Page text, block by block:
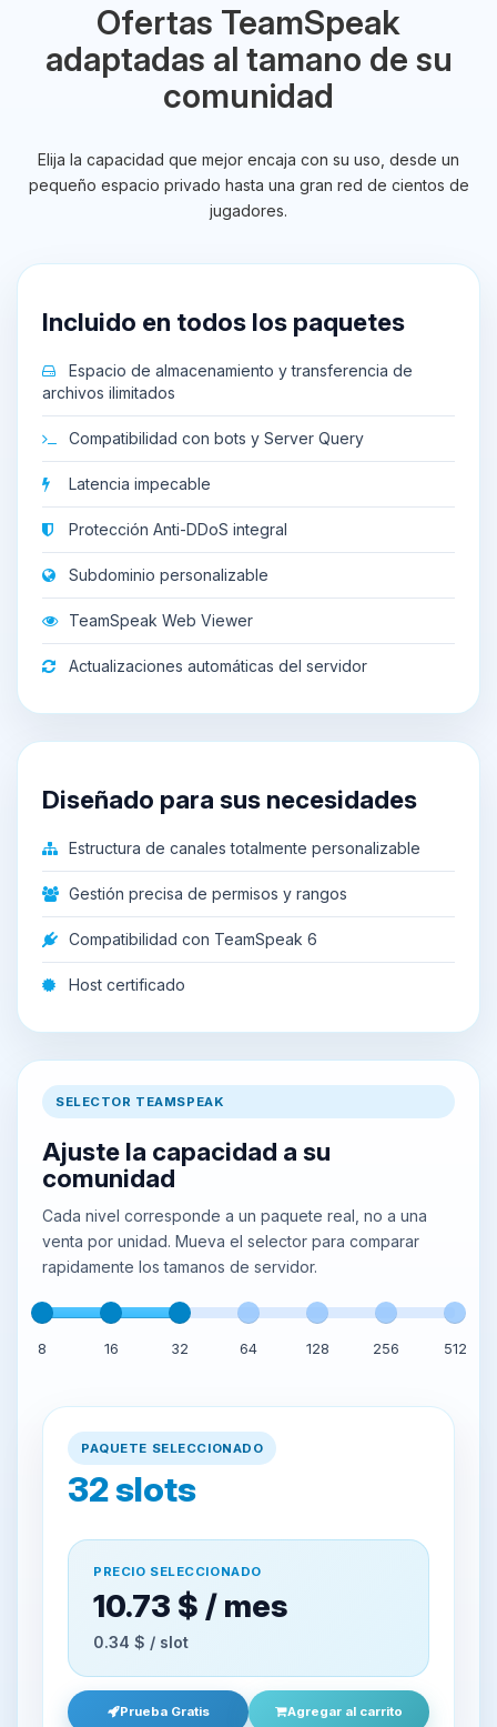
Ofertas TeamSpeak
adaptadas al tamano de su
comunidad
Elija la capacidad que mejor encaja con su uso, desde un
pequeño espacio privado hasta una gran red de cientos de
jugadores.
Incluido en todos los paquetes
Espacio de almacenamiento y transferencia de
archivos ilimitados
Compatibilidad con bots y Server Query
Latencia impecable
Protección Anti-DDoS integral
Subdominio personalizable
TeamSpeak Web Viewer
Actualizaciones automáticas del servidor
Diseñado para sus necesidades
Estructura de canales totalmente personalizable
Gestión precisa de permisos y rangos
Compatibilidad con TeamSpeak 6
Host certificado
SELECTOR TEAMSPEAK
Ajuste la capacidad a su
comunidad
Cada nivel corresponde a un paquete real, no a una
venta por unidad. Mueva el selector para comparar
rapidamente los tamanos de servidor.
8 16 32 64 128 256 512
PAQUETE SELECCIONADO
32slots
PRECIO SELECCIONADO
10.73 $ / mes
0.34 $ / slot
Prueba Gratis Agregar al carrito